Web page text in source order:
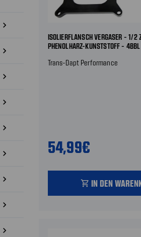
navigate_next
navigate_next
navigate_next
navigate_next
navigate_next
navigate_next
navigate_next
navigate_next
navigate_next
ISOLIERFLANSCH VERGASER - 1/2
PHENOLHARZ-KUNSTSTOFF -
Trans-Dapt Performance
54,99€
shopping_cart IN DEN